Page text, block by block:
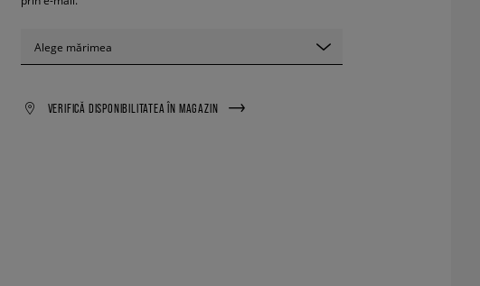
Alege mărimea
VERIFICĂ DISPONIBILITATEA ÎN MAGAZIN